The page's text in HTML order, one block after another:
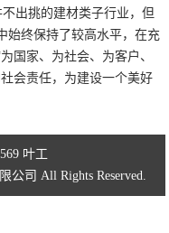
出挑的建材类子行业，但
始终保持了较高水平，在充
国家、为社会、为客户、
会责任，为建设一个美好
叶工
公司 All Rights Reserved.